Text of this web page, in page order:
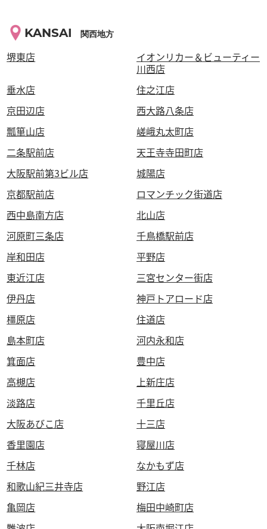
KANSAI 関西地方
堺東店
イオンリカー＆ビューティー
川西店
垂水店
住之江店
京田辺店
西大路八条店
瓢箪山店
嵯峨丸太町店
二条駅前店
天王寺寺田町店
大阪駅前第3ビル店
城陽店
京都駅前店
ロマンチック街道店
西中島南方店
北山店
河原町三条店
千鳥橋駅前店
岸和田店
平野店
東近江店
三宮センター街店
伊丹店
神戸トアロード店
橿原店
住道店
島本町店
河内永和店
箕面店
豊中店
高槻店
上新庄店
淡路店
千里丘店
大阪あびこ店
十三店
香里園店
寝屋川店
千林店
なかもず店
和歌山紀三井寺店
野江店
亀岡店
梅田中崎町店